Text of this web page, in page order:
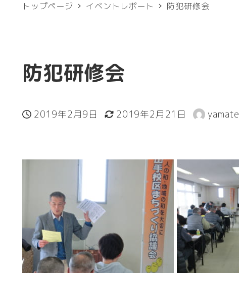
トップページ イベントレポート 防犯研修会
防犯研修会
投稿日
2019年2月9日
更新日
2019年2月21日
著
yamate